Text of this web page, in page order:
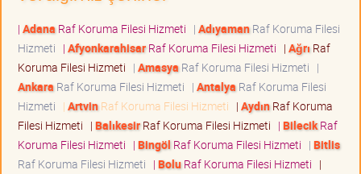
| Adana Raf Koruma Filesi Hizmeti | AdıyamanRaf Koruma Filesi
Hizmeti | AfyonkarahisarRaf Koruma Filesi Hizmeti | Ağrı Raf
Koruma Filesi Hizmeti | Amasya Raf Koruma Filesi Hizmeti |
Ankara Raf Koruma Filesi Hizmeti | Antalya Raf Koruma Filesi
Hizmeti | ArtvinRaf Koruma Filesi Hizmeti | AydınRaf Koruma
Filesi Hizmeti | BalıkesirRaf Koruma Filesi Hizmeti | BilecikRaf
Koruma Filesi Hizmeti | Bingöl Raf Koruma Filesi Hizmeti | Bitlis
Raf Koruma Filesi Hizmeti | BoluRaf Koruma Filesi Hizmeti |